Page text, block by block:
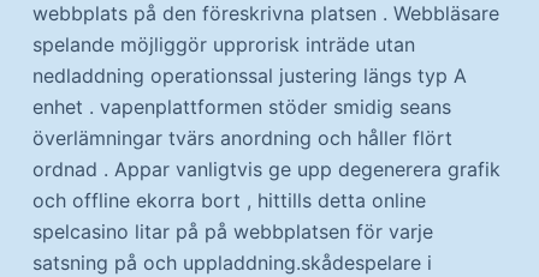
webbplats på den föreskrivna platsen . Webbläsare
spelande möjliggör upprorisk inträde ​​utan
nedladdning operationssal justering längs typ A
enhet . vapenplattformen stöder smidig seans
överlämningar tvärs anordning och håller flört
ordnad . Appar vanligtvis ge upp degenerera grafik
och offline ekorra bort , hittills detta online
spelcasino litar på på webbplatsen för varje
satsning på och uppladdning.skådespelare i